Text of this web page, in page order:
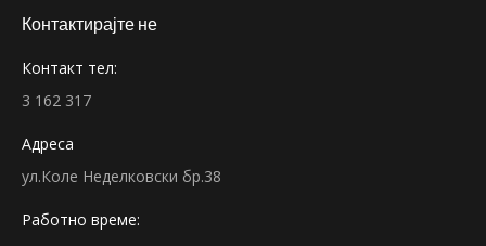
Контактирајте не
Контакт тел:
3 162 317
Адреса
ул.Коле Неделковски бр.38
Работно време: